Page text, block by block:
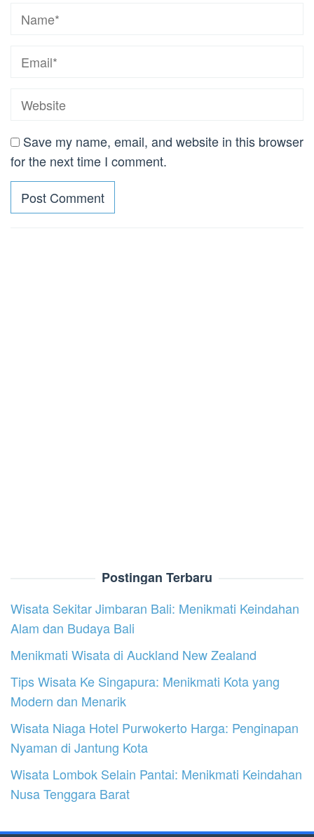
Save my name, email, and website in this browser
for the next time I comment.
Postingan Terbaru
Wisata Sekitar Jimbaran Bali: Menikmati Keindahan
Alam dan Budaya Bali
Menikmati Wisata di Auckland New Zealand
Tips Wisata Ke Singapura: Menikmati Kota yang
Modern dan Menarik
Wisata Niaga Hotel Purwokerto Harga: Penginapan
Nyaman di Jantung Kota
Wisata Lombok Selain Pantai: Menikmati Keindahan
Nusa Tenggara Barat